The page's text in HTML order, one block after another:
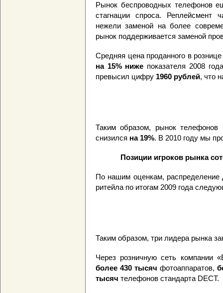
Рынок беспроводных телефонов
стагнации спроса. Реплейсмент
нежели заменой на более
рынок поддерживается заменой
Средняя цена проданного в
на 15% ниже показателя 2008
превысил цифру 1960 рублей, что
Таким образом, рынок телефонов
снизился на 19%. В 2010 году мы
Позиции игроков рынка
По нашим оценкам, распределение
ритейла по итогам 2009 года
Таким образом, три лидера рынка
Через розничную сеть компании
более 430 тысяч фотоаппаратов,
тысяч телефонов стандарта DECT.